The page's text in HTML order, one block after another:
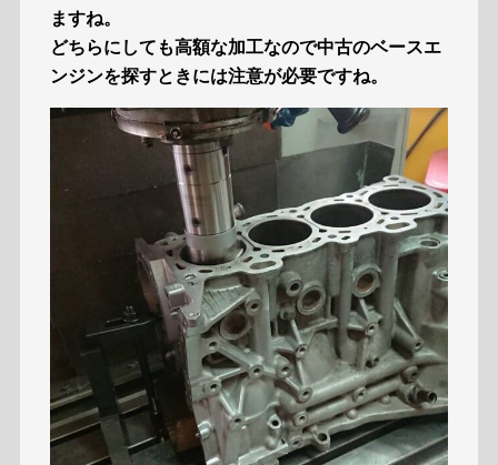
ますね。
どちらにしても高額な加工なので中古のベースエ
ンジンを探すときには注意が必要ですね。